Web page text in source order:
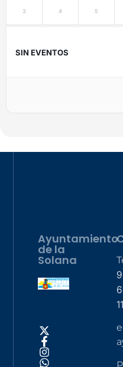
3 4 5
SIN EVENTOS
Ayuntamiento
de la
Solana
11